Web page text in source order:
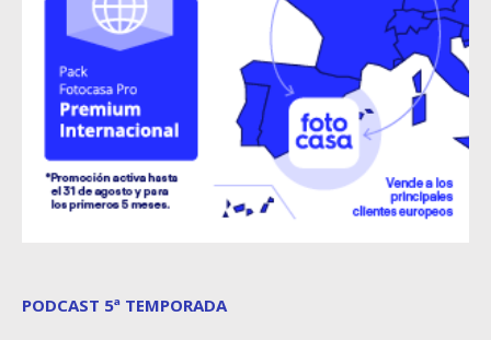
PODCAST 5ª TEMPORADA